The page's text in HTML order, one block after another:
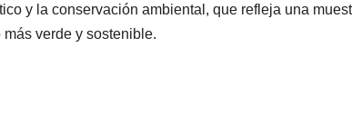
y la conservación ambiental, que refleja una
más verde y sostenible.